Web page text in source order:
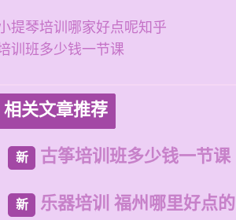
提琴培训哪家好点呢知乎
训班多少钱一节课
相关文章推荐
新 古筝培训班多少钱一节课
新 乐器培训 福州哪里好点的